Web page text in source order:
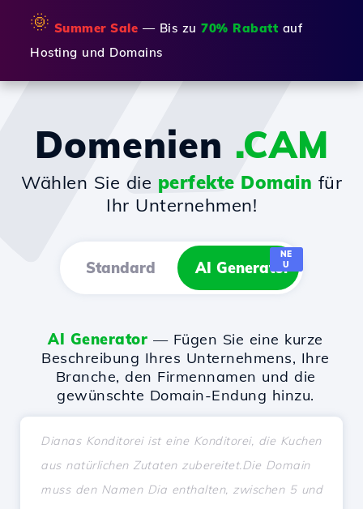
🌞 Summer Sale — Bis zu 70% Rabatt auf
Hosting und Domains
Domenien .CAM
Wählen Sie die perfekte Domain für
Ihr Unternehmen!
Standard AI Generator
NE
U
AI Generator — Fügen Sie eine kurze
Beschreibung Ihres Unternehmens, Ihre
Branche, den Firmennamen und die
gewünschte Domain-Endung hinzu.